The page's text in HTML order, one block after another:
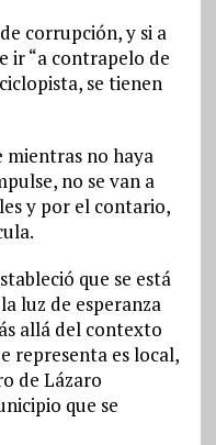
corrupción, y si a
ir “a contrapelo de
se tienen
no haya
no se van a
y por el contario,
que se está
luz de esperanza
allá del contexto
representa es local,
de Lázaro
que se